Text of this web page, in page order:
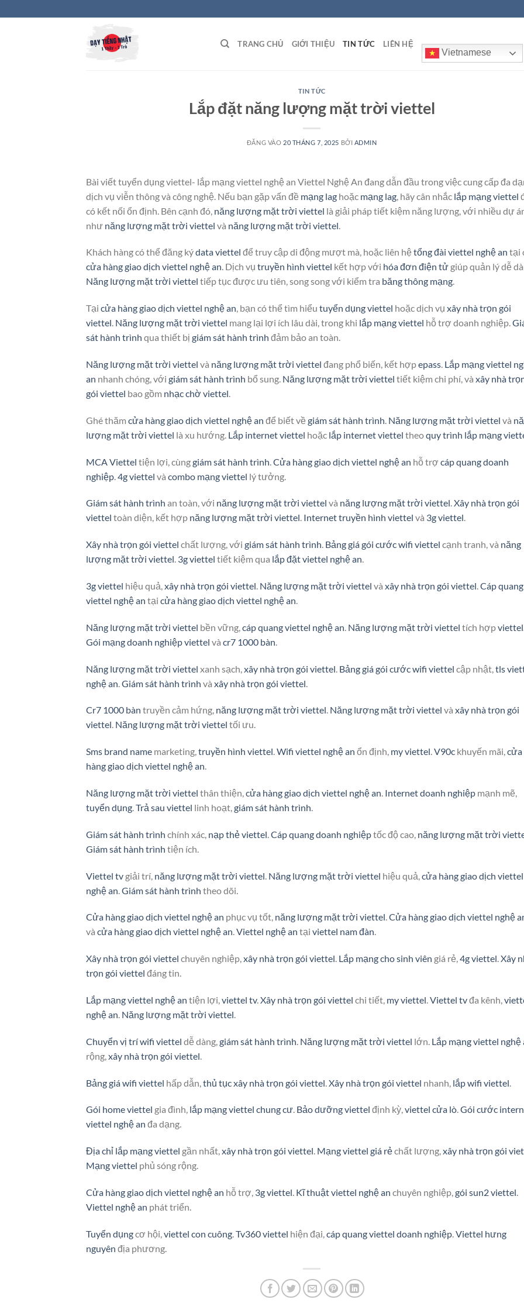
qua
TRANG CHỦ GIỚI THIỆU TIN TỨC LIÊN HỆ
Vietnamese
TIN TỨC
Lắp đặt năng lượng mặt trời viettel
ĐĂNG VÀO 20 THÁNG 7, 2025 BỞI ADMIN
Bài viết tuyển dụng viettel- lắp mạng viettel nghệ an Viettel Nghệ An đang dẫn đầu trong việc cung cấp đa
dịch vụ viễn thông và công nghệ. Nếu bạn gặp vấn đề mạng lag hoặc mạng lag , hãy cân nhắc lắp mạng viettel
có kết nối ổn định. Bên cạnh đó, năng lượng mặt trời viettel là giải pháp tiết kiệm năng lượng, với nhiều dự
như năng lượng mặt trời viettel và năng lượng mặt trời viettel
Khách hàng có thể đăng kýdata viettel để truy cập di động mượt mà, hoặc liên hệ tổng đài viettel nghệ an tại
cửa hàng giao dịch viettel nghệ an. Dịch vụ truyền hình viettel kết hợp với hóa đơn điện tử giúp quản lý dễ
Năng lượng mặt trời viettel tiếp tục được ưu tiên, song song với kiểm tra băng thông mạng.
Tại cửa hàng giao dịch viettel nghệ an, bạn có thể tìm hiểu tuyển dụng viettel hoặc dịch vụ xây nhà trọn gói
viettel. Năng lượng mặt trời viettel mang lại lợi ích lâu dài, trong khi lắp mạng viettel hỗ trợ doanh nghiệp.
sát hành trình qua thiết bị giám sát hành trình đảm bảo an toàn.
Năng lượng mặt trời viettel và năng lượng mặt trời viettel đang phổ biến, kết hợpepass. Lắp mạng viettel
an nhanh chóng, với giám sát hành trình bổ sung. Năng lượng mặt trời viettel tiết kiệm chi phí, và xây nhà
gói viettel bao gồm nhạc chờ viettel.
Ghé thăm cửa hàng giao dịch viettel nghệ an để biết về giám sát hành trình Năng lượng mặt trời viettel và
lượng mặt trời viettel là xu hướng. Lắp internet viettel hoặc lắp internet viettel theoquy trình lắp mạng
MCA Viettel tiện lợi, cùnggiám sát hành trình Cửa hàng giao dịch viettel nghệ an hỗ trợ cáp quang doanh
nghiệp 4g viettel và combo mạng viettel lý tưởng.
Giám sát hành trình an toàn, với năng lượng mặt trời viettel và năng lượng mặt trời viettel.Xây nhà trọn gói
viettel toàn diện, kết hợp năng lượng mặt trời viettel. Internet truyền hình viettel và 3g viettel.
Xây nhà trọn gói viettel chất lượng, với giám sát hành trình. Bảng giá gói cước wifi viettel cạnh tranh, và năng
lượng mặt trời viettel. 3g viettel tiết kiệm qua lắp đặt viettel nghệ an.
3g viettel hiệu quả,xây nhà trọn gói viettel. Năng lượng mặt trời viettel và xây nhà trọn gói viettel.Cáp quang
viettel nghệ an tại cửa hàng giao dịch viettel nghệ an.
Năng lượng mặt trời viettel bền vững, cáp quang viettel nghệ an Năng lượng mặt trời viettel tích hợpviettel
Gói mạng doanh nghiệp viettel và cr7 1000 bàn
Năng lượng mặt trời viettel xanh sạch, xây nhà trọn gói viettel Bảng giá gói cước wifi viettel cập nhật, tls
nghệ an Giám sát hành trình và xây nhà trọn gói viettel
Cr7 1000 bàn truyền cảm hứng, năng lượng mặt trời viettel. Năng lượng mặt trời viettel và xây nhà trọn gói
viettel. Năng lượng mặt trời viettel tối ưu.
Sms brand name marketing,truyền hình viettel.Wifi viettel nghệ an ổn định, my viettel.V90c khuyến mãi,cửa
hàng giao dịch viettel nghệ an.
Năng lượng mặt trời viettel thân thiện,cửa hàng giao dịch viettel nghệ an. Internet doanh nghiệp mạnh mẽ,
tuyển dụng.Trả sau viettel linh hoạt,giám sát hành trình.
Giám sát hành trình chính xác, nạp thẻ viettel Cáp quang doanh nghiệptốc độ cao, năng lượng mặt trời
Giám sát hành trình tiện ích.
Viettel tv giải trí, năng lượng mặt trời viettel Năng lượng mặt trời viettel hiệu quả, cửa hàng giao dịch viettel
nghệ an Giám sát hành trình theo dõi.
Cửa hàng giao dịch viettel nghệ an phục vụ tốt, năng lượng mặt trời viettel.Cửa hàng giao dịch viettel nghệ
và cửa hàng giao dịch viettel nghệ an.Viettel nghệ an tại viettel nam đàn.
Xây nhà trọn gói viettel chuyên nghiệp,xây nhà trọn gói viettel. Lắp mạng cho sinh viên giá rẻ,4g viettel.Xây
trọn gói viettel đáng tin.
Lắp mạng viettel nghệ an tiện lợi,viettel tv.Xây nhà trọn gói viettel chi tiết, my viettel.Viettel tvđa kênh,
nghệ an. Năng lượng mặt trời viettel.
Chuyển vị trí wifi viettel dễ dàng, giám sát hành trình Năng lượng mặt trời viettel lớn. Lắp mạng viettel nghệ
rộng, xây nhà trọn gói viettel
Bảng giá wifi viettel hấp dẫn, thủ tục xây nhà trọn gói viettel Xây nhà trọn gói viettel nhanh, lắp wifi viettel
Gói home viettel gia đình, lắp mạng viettel chung cư. Bảo dưỡng viettel định kỳ,viettel cửa lò.Gói cước
viettel nghệ an đa dạng.
Địa chỉ lắp mạng viettel gần nhất,xây nhà trọn gói viettel. Mạng viettel giá rẻchất lượng,xây nhà trọn gói
Mạng viettel phủ sóng rộng.
Cửa hàng giao dịch viettel nghệ an hỗ trợ, 3g viettel. Kĩ thuật viettel nghệ an chuyên nghiệp,gói sun2 viettel.
Viettel nghệ an phát triển.
Tuyển dụngcơ hội, viettel con cuông Tv360 viettel hiện đại, cáp quang viettel doanh nghiệp Viettel hưng
nguyên địa phương.